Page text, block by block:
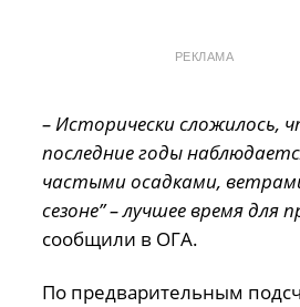
РЕКЛАМА
– Исторически сложилось,
последние годы
частыми осадками,
сезоне” – лучшее время для
сообщили в ОГА.
По предварительным